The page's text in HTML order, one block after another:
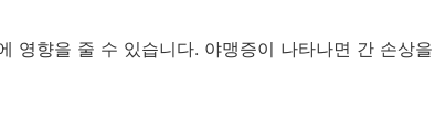
영향을 줄 수 있습니다. 야맹증이 나타나면 간 손상을